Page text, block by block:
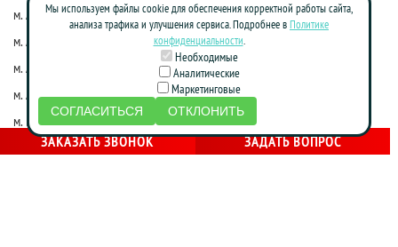
м. Алексеевская
м. Алма-Атинская
м. Алтуфьево
м. Аннино
м. Бабушкинская
м. Достоевская
м. Киевская
м. Коломенская
м. Краснопресненская
м. Красные ворота
м. Марксистская
м. Маяковская
ЗАКАЗАТЬ ЗВОНОК ЗАДАТЬ ВОПРОС
Мы используем файлы cookie для обеспечения корректной работы сайта,
анализа трафика и улучшения сервиса. Подробнее вПолитике
конфиденциальности.
Необходимые
Аналитические
Маркетинговые
СОГЛАСИТЬСЯ ОТКЛОНИТЬ